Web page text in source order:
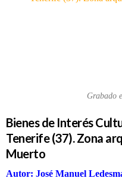
Grabado
Bienes de Interés
Tenerife (37). Zona
Muerto
Autor: José Manuel